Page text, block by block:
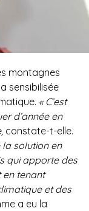
montagnes
sensibilisée
« C’est
d’année en
constate-t-elle.
la solution en
qui apporte des
en tenant
et des
a eu la